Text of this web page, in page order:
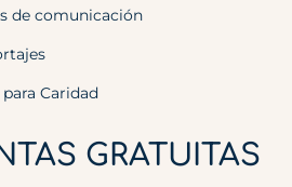
de comunicación
Caridad
GRATUITAS